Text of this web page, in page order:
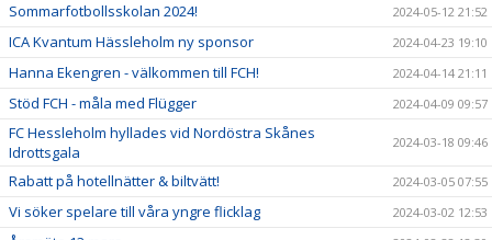
Sommarfotbollsskolan 2024! 2024-05-12 21:52
ICA Kvantum Hässleholm ny sponsor 2024-04-23 19:10
Hanna Ekengren - välkommen till FCH! 2024-04-14 21:11
Stöd FCH - måla med Flügger 2024-04-09 09:57
FC Hessleholm hyllades vid Nordöstra Skånes
Idrottsgala
2024-03-18 09:46
Rabatt på hotellnätter & biltvätt! 2024-03-05 07:55
Vi söker spelare till våra yngre flicklag 2024-03-02 12:53